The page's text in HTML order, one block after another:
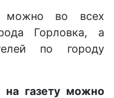
можно во всех
Горловка, а
по городу
газету можно